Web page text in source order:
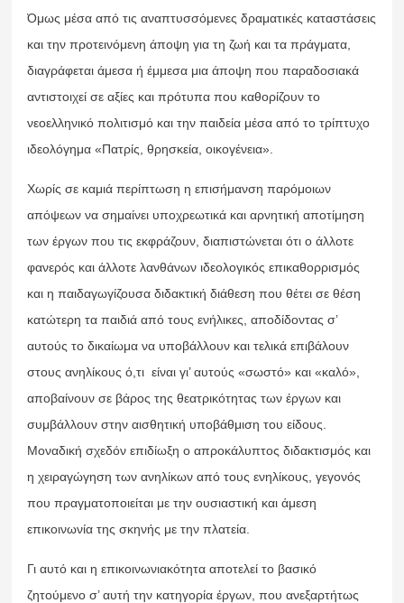
Όμως μέσα από τις αναπτυσσόμενες δραματικές καταστάσεις
και την προτεινόμενη άποψη για τη ζωή και τα πράγματα,
διαγράφεται άμεσα ή έμμεσα μια άποψη που παραδοσιακά
αντιστοιχεί σε αξίες και πρότυπα που καθορίζουν το
νεοελληνικό πολιτισμό και την παιδεία μέσα από το τρίπτυχο
ιδεολόγημα «Πατρίς, θρησκεία, οικογένεια».
Χωρίς σε καμιά περίπτωση η επισήμανση παρόμοιων
απόψεων να σημαίνει υποχρεωτικά και αρνητική αποτίμηση
των έργων που τις εκφράζουν, διαπιστώνεται ότι ο άλλοτε
φανερός και άλλοτε λανθάνων ιδεολογικός επικαθορρισμός
και η παιδαγωγίζουσα διδακτική διάθεση που θέτει σε θέση
κατώτερη τα παιδιά από τους ενήλικες, αποδίδοντας σ’
αυτούς το δικαίωμα να υποβάλλουν και τελικά επιβάλουν
στους ανηλίκους ό,τι είναι γι’ αυτούς «σωστό» και «καλό»,
αποβαίνουν σε βάρος της θεατρικότητας των έργων και
συμβάλλουν στην αισθητική υποβάθμιση του είδους.
Μοναδική σχεδόν επιδίωξη ο απροκάλυπτος διδακτισμός και
η χειραγώγηση των ανηλίκων από τους ενηλίκους, γεγονός
που πραγματοποιείται με την ουσιαστική και άμεση
επικοινωνία της σκηνής με την πλατεία.
Γι αυτό και η επικοινωνιακότητα αποτελεί το βασικό
ζητούμενο σ’ αυτή την κατηγορία έργων, που ανεξαρτήτως